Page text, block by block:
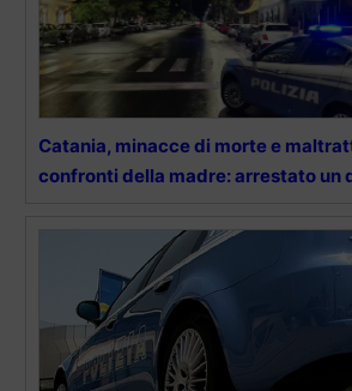
Catania, minacce di morte e
confronti della madre: arrestato un